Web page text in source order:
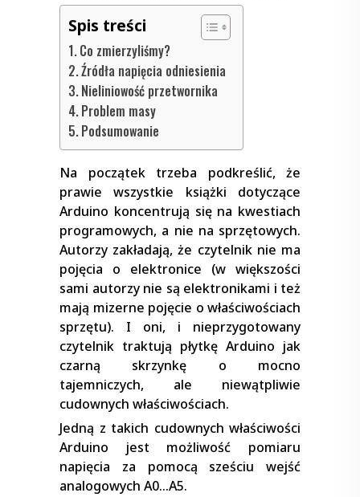
Spis treści
Co zmierzyliśmy?
Źródła napięcia odniesienia
Nieliniowość przetwornika
Problem masy
Podsumowanie
Na początek trzeba podkreślić, że
prawie wszystkie książki dotyczące
Arduino koncentrują się na kwestiach
programowych, a nie na sprzętowych.
Autorzy zakładają, że czytelnik nie ma
pojęcia o elektronice (w większości
sami autorzy nie są elektronikami i też
mają mizerne pojęcie o właściwościach
sprzętu). I oni, i nieprzygotowany
czytelnik traktują płytkę Arduino jak
czarną skrzynkę o mocno
tajemniczych, ale niewątpliwie
cudownych właściwościach.
Jedną z takich cudownych właściwości
Arduino jest możliwość pomiaru
napięcia za pomocą sześciu wejść
analogowych A0…A5.